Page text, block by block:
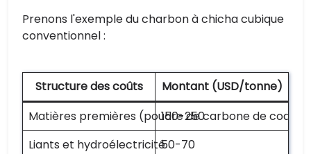
Prenons l'exemple du charbon à chicha cubique
conventionnel :
Structure des coûts
Montant (USD/tonne)
Matières premières (poudre de carbone de coque)
150-250
Liants et hydroélectricité50-70